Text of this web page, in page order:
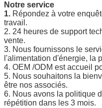
Notre service
1. Répondez à votre
travail.
2. 24 heures de support
vente.
3. Nous fournissons le
l'alimentation d'énergie, la
4. OEM /ODM est accueil
5. Nous souhaitons la
être nos associés.
6. Nous avons la politique
répétition dans les 3 mois.